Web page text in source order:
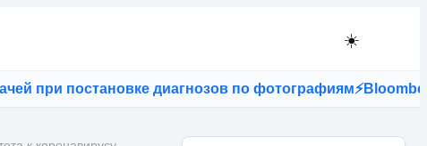
☀️
постановке диагнозов по фотографиям⚡Bloomberg: